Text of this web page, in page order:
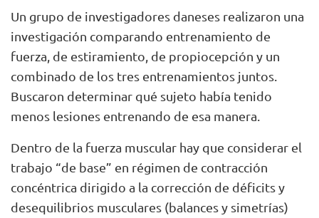
Un grupo de investigadores daneses realizaron una
investigación comparando entrenamiento de
fuerza, de estiramiento, de propiocepción y un
combinado de los tres entrenamientos juntos.
Buscaron determinar qué sujeto había tenido
menos lesiones entrenando de esa manera.
Dentro de la fuerza muscular hay que considerar el
trabajo “de base” en régimen de contracción
concéntrica dirigido a la corrección de déficits y
desequilibrios musculares (balances y simetrías)